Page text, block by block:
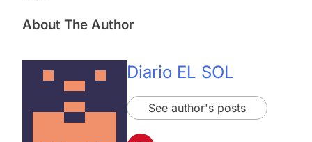
About The Author
Diario EL SOL
See author's posts